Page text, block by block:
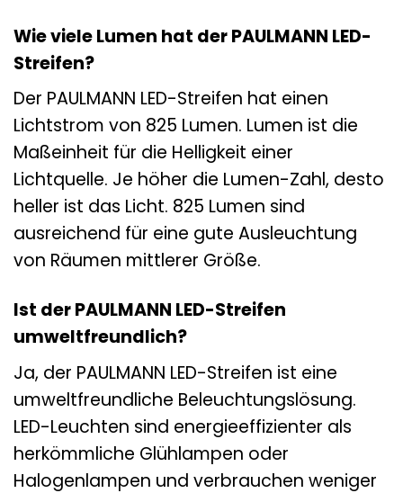
Wie viele Lumen hat der PAULMANN LED-
Streifen?
Der PAULMANN LED-Streifen hat einen
Lichtstrom von 825 Lumen. Lumen ist die
Maßeinheit für die Helligkeit einer
Lichtquelle. Je höher die Lumen-Zahl, desto
heller ist das Licht. 825 Lumen sind
ausreichend für eine gute Ausleuchtung
von Räumen mittlerer Größe.
Ist der PAULMANN LED-Streifen
umweltfreundlich?
Ja, der PAULMANN LED-Streifen ist eine
umweltfreundliche Beleuchtungslösung.
LED-Leuchten sind energieeffizienter als
herkömmliche Glühlampen oder
Halogenlampen und verbrauchen weniger